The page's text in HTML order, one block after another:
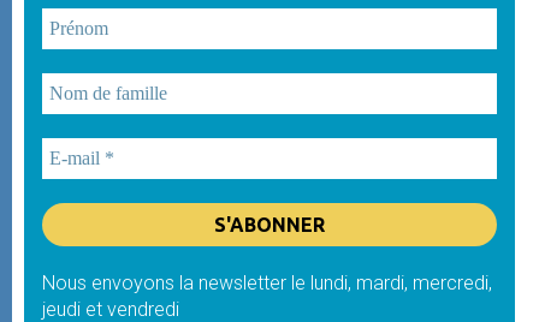
Nous envoyons la newsletter le lundi, mardi, mercredi,
jeudi et vendredi